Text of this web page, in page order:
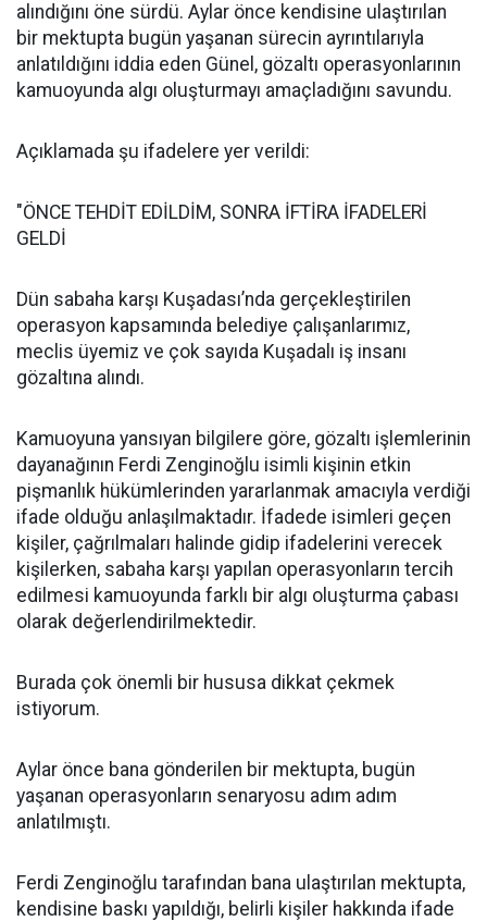
alındığını öne sürdü. Aylar önce kendisine ulaştırılan
bir mektupta bugün yaşanan sürecin ayrıntılarıyla
anlatıldığını iddia eden Günel, gözaltı operasyonlarının
kamuoyunda algı oluşturmayı amaçladığını savundu.
Açıklamada şu ifadelere yer verildi:
"ÖNCE TEHDİT EDİLDİM, SONRA İFTİRA İFADELERİ
GELDİ
Dün sabaha karşı Kuşadası’nda gerçekleştirilen
operasyon kapsamında belediye çalışanlarımız,
meclis üyemiz ve çok sayıda Kuşadalı iş insanı
gözaltına alındı.
Kamuoyuna yansıyan bilgilere göre, gözaltı işlemlerinin
dayanağının Ferdi Zenginoğlu isimli kişinin etkin
pişmanlık hükümlerinden yararlanmak amacıyla verdiği
ifade olduğu anlaşılmaktadır. İfadede isimleri geçen
kişiler, çağrılmaları halinde gidip ifadelerini verecek
kişilerken, sabaha karşı yapılan operasyonların tercih
edilmesi kamuoyunda farklı bir algı oluşturma çabası
olarak değerlendirilmektedir.
Burada çok önemli bir hususa dikkat çekmek
istiyorum.
Aylar önce bana gönderilen bir mektupta, bugün
yaşanan operasyonların senaryosu adım adım
anlatılmıştı.
Ferdi Zenginoğlu tarafından bana ulaştırılan mektupta,
kendisine baskı yapıldığı, belirli kişiler hakkında ifade